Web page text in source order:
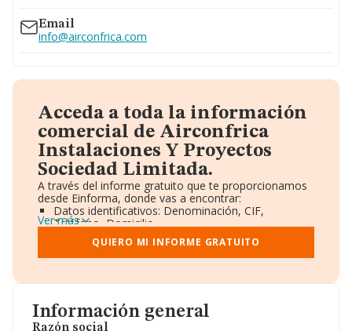
Información general
Razón social
Email
info@airconfrica.com
Acceda a toda la información
comercial de Airconfrica
Instalaciones Y Proyectos
Sociedad Limitada.
A través del informe gratuito que te proporcionamos
desde Einforma, donde vas a encontrar:
Datos identificativos: Denominación, CIF,
Teléfono, Domicilio.
Informe Mercantil Completo (BORME).
Gráficos de Evolución Ventas y Empleados.
Consejo de Administración y Administradores.
Accionistas.
Artículos de prensa publicados sobre la empresa.
Información oficial y registral complementaria.
Ver más
QUIERO MI INFORME GRATUITO